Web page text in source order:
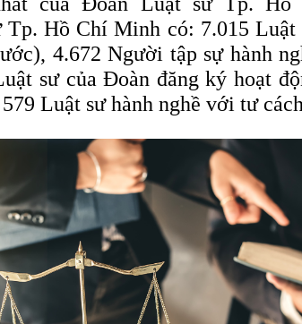
Tp. Hồ Chí Minh có: 7.015 Luật
4.672 Người tập sự hành
sư của Đoàn đăng ký hoạt
Luật sư hành nghề với tư